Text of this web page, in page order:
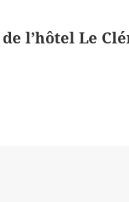
l’hôtel Le
Valenciennes